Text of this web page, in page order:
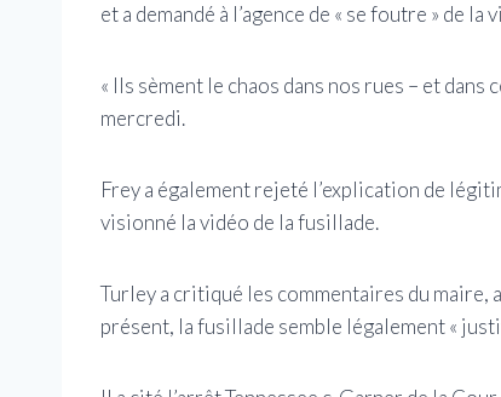
et a demandé à l’agence de « se foutre » de la
« Ils sèment le chaos dans nos rues – et
mercredi.
Frey a également rejeté l’explication de
visionné la vidéo de la fusillade.
Turley a critiqué les commentaires du maire,
présent, la fusillade semble légalement «